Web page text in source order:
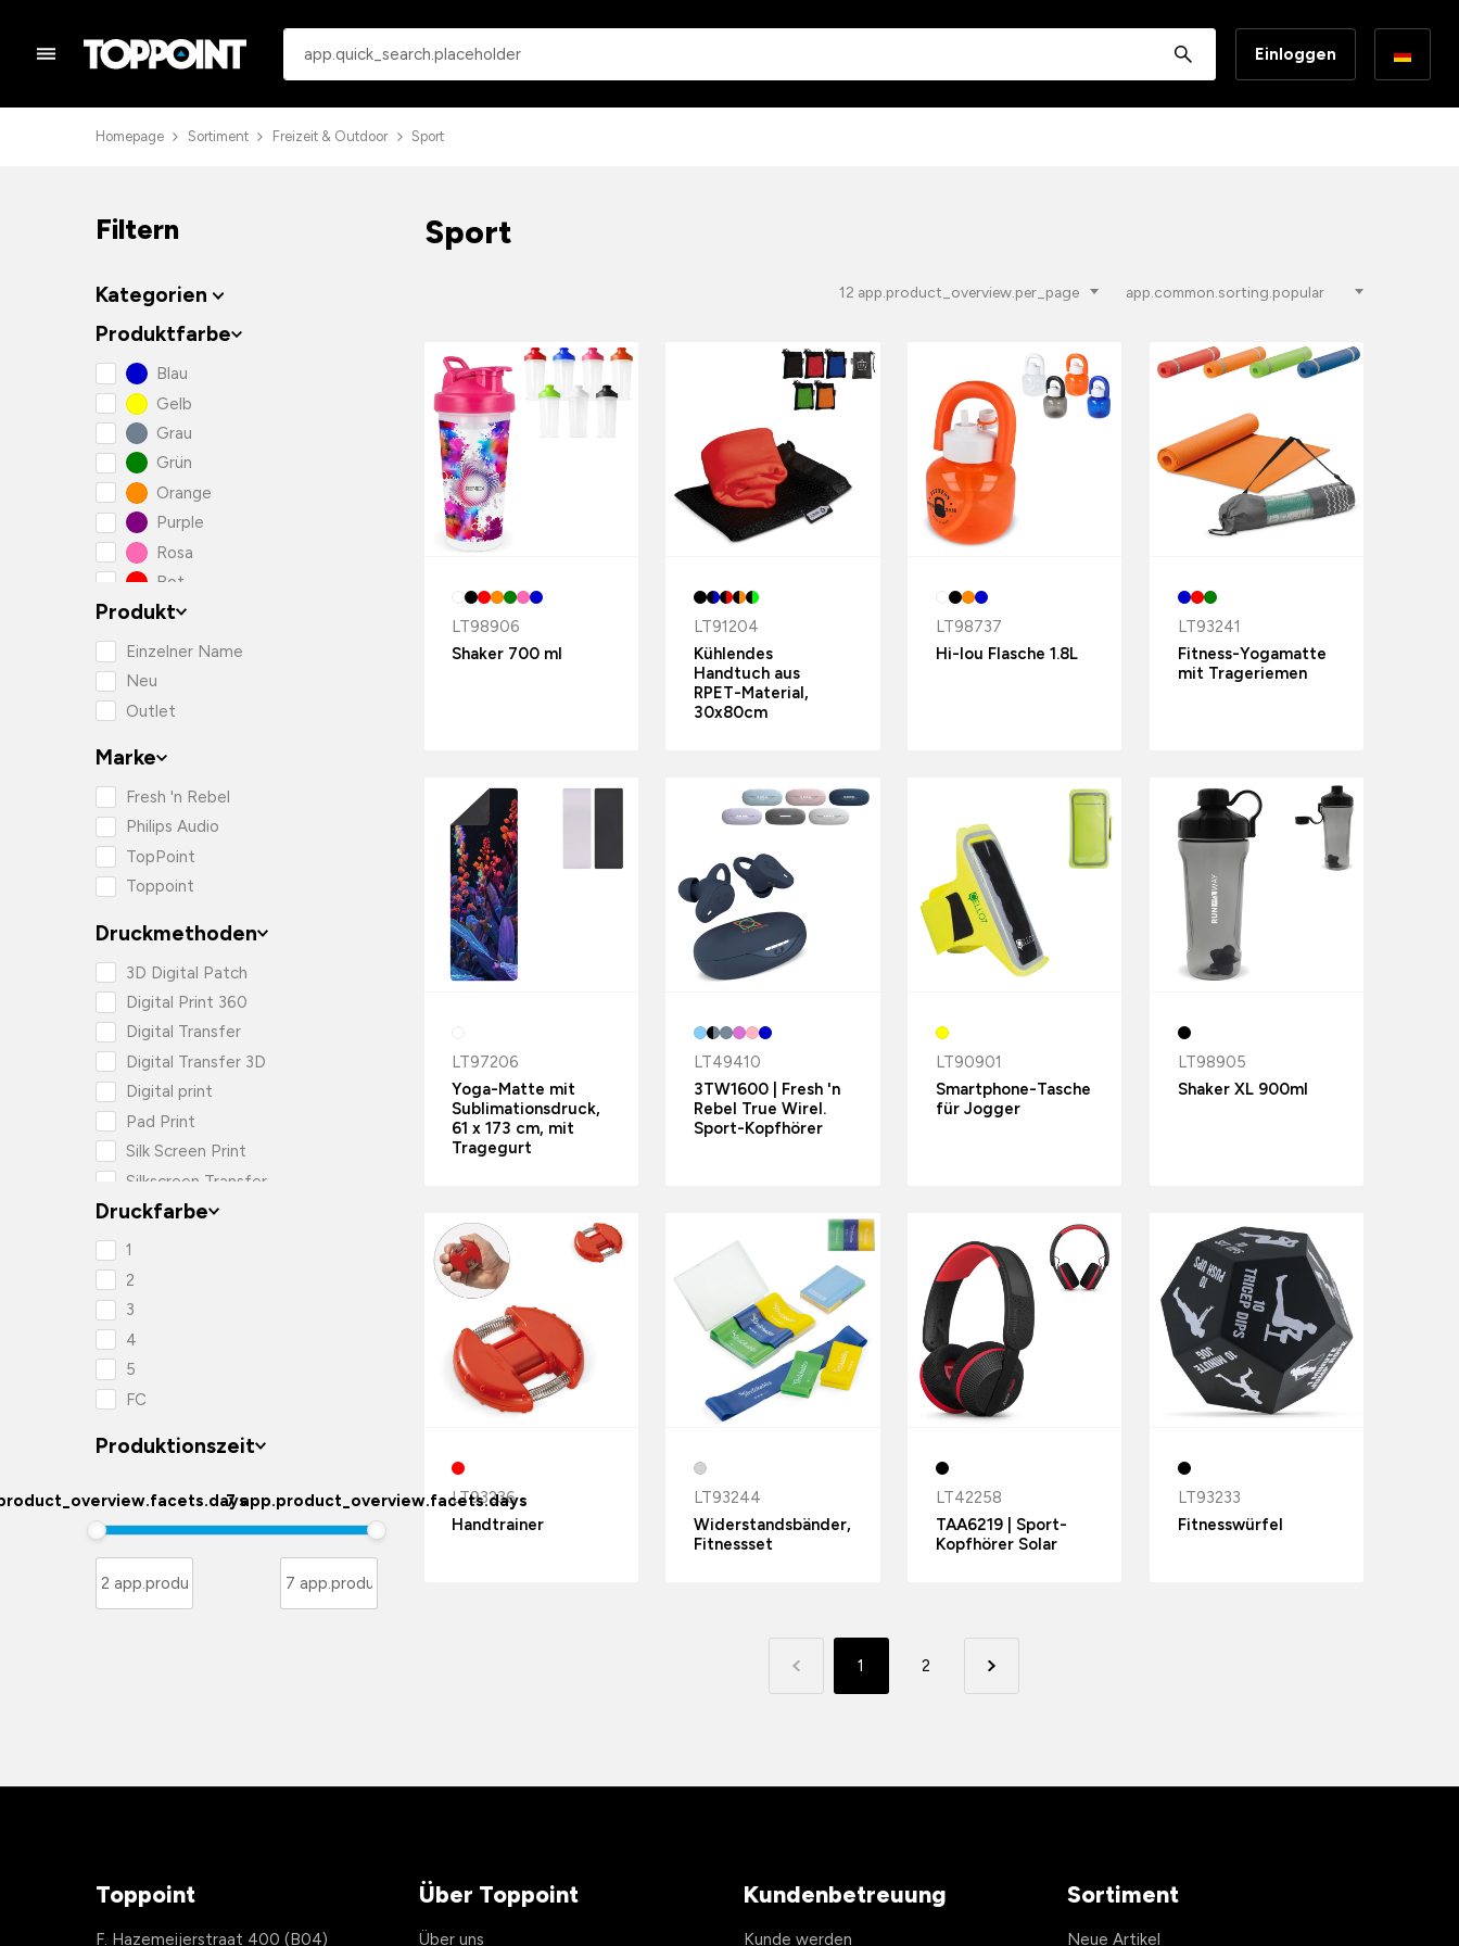
Einloggen
Homepage Sortiment Freizeit & Outdoor Sport
Sport
LT98906
Shaker 700 ml
LT91204
Kühlendes
Handtuch aus
RPET-Material,
30x80cm
LT98737
Hi-lou Flasche 1.8L
LT93241
Fitness-Yogamatte
mit Trageriemen
LT97206
Yoga-Matte mit
Sublimationsdruck,
61 x 173 cm, mit
Tragegurt
LT49410
3TW1600 | Fresh 'n
Rebel True Wirel.
Sport-Kopfhörer
LT90901
Smartphone-Tasche
für Jogger
LT98905
Shaker XL 900ml
LT93236
Handtrainer
LT93244
Widerstandsbänder,
Fitnessset
LT42258
TAA6219 | Sport-
Kopfhörer Solar
LT93233
Fitnesswürfel
1 2
Filtern
Kategorien
Produktfarbe
Blau
Gelb
Grau
Grün
Orange
Purple
Rosa
Rot
Schwarz
Transparent
Produkt
Einzelner Name
Neu
Outlet
Marke
Fresh 'n Rebel
Philips Audio
TopPoint
Toppoint
Druckmethoden
3D Digital Patch
Digital Print 360
Digital Transfer
Digital Transfer 3D
Digital print
Pad Print
Silk Screen Print
Silkscreen Transfer
Sublimation
reflekterende silketryk
Druckfarbe
1
2
3
4
5
FC
Produktionszeit
7 app.product_overview.facets.days
Toppoint
F. Hazemeijerstraat 400 (B04)
Über Toppoint
Über uns
Kundenbetreuung
Kunde werden
Sortiment
Neue Artikel